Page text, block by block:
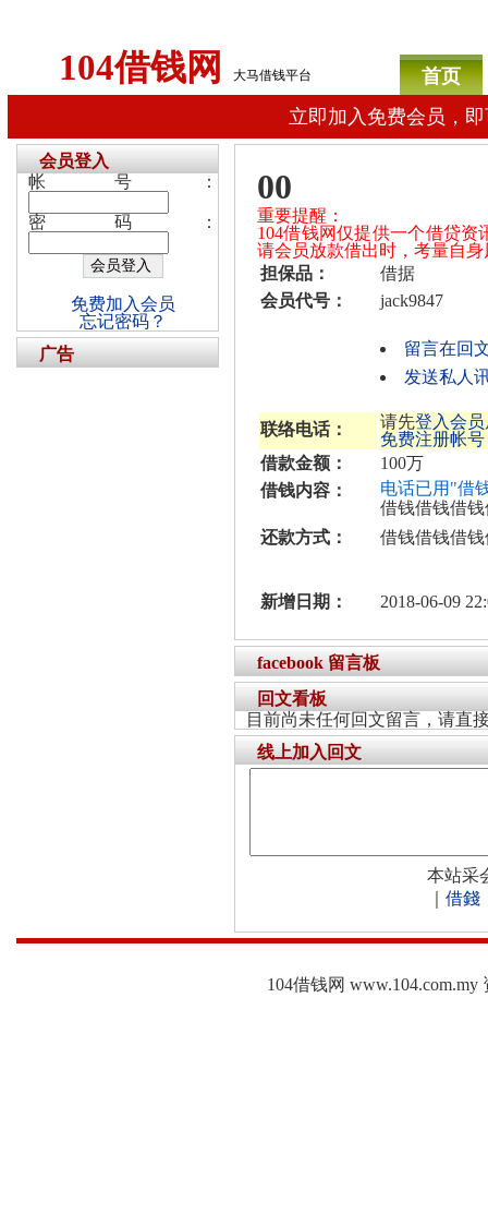
104借钱网 大马借钱平台
首页
立即加入免费会员，
00
重要提醒：
104借钱网仅提供一个借贷
请会员放款借出时，考量自
担保品：
借据
会员代号：
jack9847
留言在回
发送私人
联络电话： 请先登入会员
免费注册帐号
借款金额：
100万
借钱内容：
电话已用"借
借钱借钱借
还款方式：
借钱借钱借
新增日期： 2018-06-09
facebook 留言板
回文看板
目前尚未任何回文留言，请直
线上加入回文
本站采
借錢
会员登入
帐号：
密码：
免费加入会员
忘记密码？
广告
104借钱网